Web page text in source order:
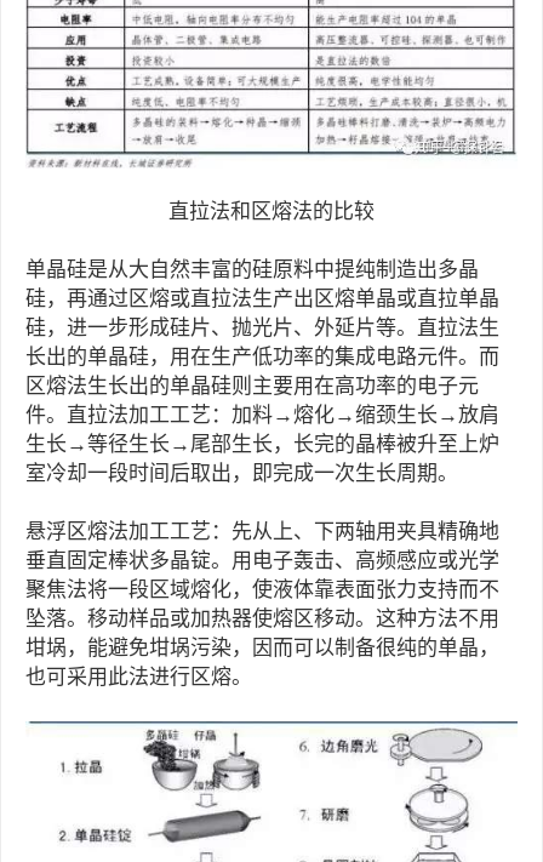
直拉法和区熔法的比较
单晶硅是从大自然丰富的硅原料中提纯制造出多晶
硅，再通过区熔或直拉法生产出区熔单晶或直拉单晶
硅，进一步形成硅片、抛光片、外延片等。直拉法生
长出的单晶硅，用在生产低功率的集成电路元件。而
区熔法生长出的单晶硅则主要用在高功率的电子元
件。直拉法加工工艺：加料→熔化→缩颈生长→放肩
生长→等径生长→尾部生长，长完的晶棒被升至上炉
室冷却一段时间后取出，即完成一次生长周期。
悬浮区熔法加工工艺：先从上、下两轴用夹具精确地
垂直固定棒状多晶锭。用电子轰击、高频感应或光学
聚焦法将一段区域熔化，使液体靠表面张力支持而不
坠落。移动样品或加热器使熔区移动。这种方法不用
坩埚，能避免坩埚污染，因而可以制备很纯的单晶，
也可采用此法进行区熔。